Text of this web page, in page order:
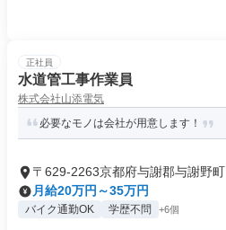
正社員
水道管工事作業員
株式会社山添電気
必要なモノは会社が用意します！
〒629-2263京都府与謝郡与謝野町
月給20万円～35万円
バイク通勤OK 学歴不問 +6個